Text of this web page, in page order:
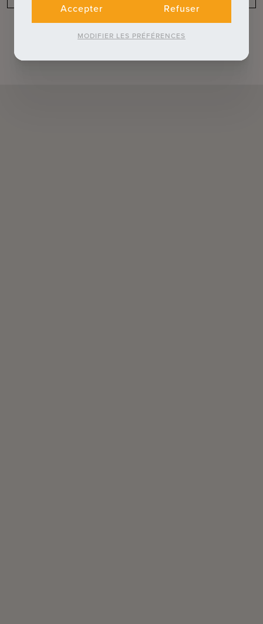
Accepter Refuser
MODIFIER LES PRÉFÉRENCES